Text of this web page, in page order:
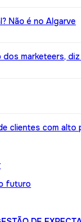
Não é no Algarve
marketeers,
clientes com
futuro